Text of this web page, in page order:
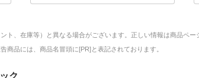
、在庫等）と異なる場合がございます。正しい情報は商品ペー
品には、商品名冒頭に[PR]と表記されております。
ク